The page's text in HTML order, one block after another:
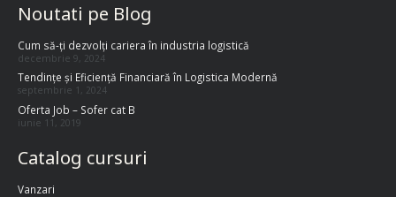
Noutati pe Blog
Cum să-ți dezvolți cariera în industria logistică
decembrie 9, 2024
Tendințe și Eficiență Financiară în Logistica Modernă
septembrie 1, 2024
Oferta Job – Sofer cat B
iunie 11, 2019
Catalog cursuri
Vanzari